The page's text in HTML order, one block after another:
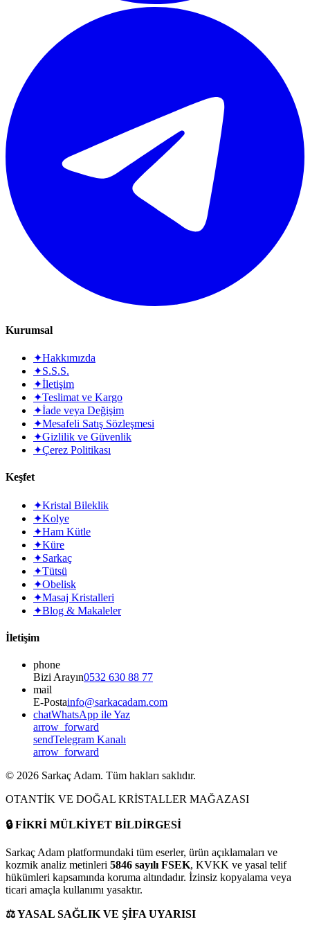
Kurumsal
✦Hakkımızda
✦S.S.S.
✦İletişim
✦Teslimat ve Kargo
✦İade veya Değişim
✦Mesafeli Satış Sözleşmesi
✦Gizlilik ve Güvenlik
✦Çerez Politikası
Keşfet
✦Kristal Bileklik
✦Kolye
✦Ham Kütle
✦Küre
✦Sarkaç
✦Tütsü
✦Obelisk
✦Masaj Kristalleri
✦Blog & Makaleler
İletişim
phone
Bizi Arayın0532 630 88 77
mail
E-Postainfo@sarkacadam.com
chatWhatsApp ile Yaz
arrow_forward
sendTelegram Kanalı
arrow_forward
© 2026 Sarkaç Adam. Tüm hakları saklıdır.
OTANTİK VE DOĞAL KRİSTALLER MAĞAZASI
🔒FİKRİ MÜLKİYET BİLDİRGESİ
Sarkaç Adam platformundaki tüm eserler, ürün açıklamaları ve
kozmik analiz metinleri 5846 sayılı FSEK, KVKK ve yasal telif
hükümleri kapsamında koruma altındadır. İzinsiz kopyalama veya
ticari amaçla kullanımı yasaktır.
⚖️YASAL SAĞLIK VE ŞİFA UYARISI